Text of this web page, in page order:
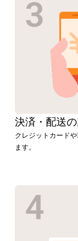
決済・ 配送
クレジットカード
ます。